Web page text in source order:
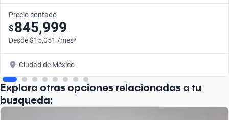
Precio contado
$845,999
Desde $15,051 /mes*
Ciudad de México
Explora otras opciones relacionadas a tu
busqueda: